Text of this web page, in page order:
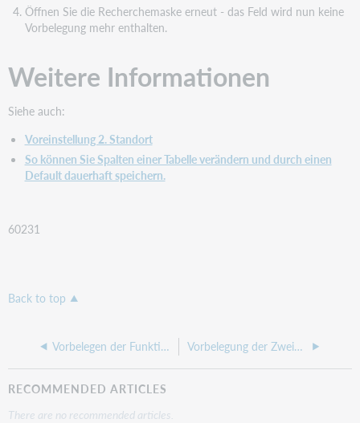
Öffnen Sie die Recherchemaske erneut - das Feld wird nun keine
Vorbelegung mehr enthalten.
Weitere Informationen
Siehe auch:
Voreinstellung 2. Standort
So können Sie Spalten einer Tabelle verändern und durch einen
Default dauerhaft speichern.
60231
Back to top
Vorbelegen der Funktionstasten im Gebührenjournal Vorbelegung der Zweigstelle im Exemplarsatz
RECOMMENDED ARTICLES
There are no recommended articles.